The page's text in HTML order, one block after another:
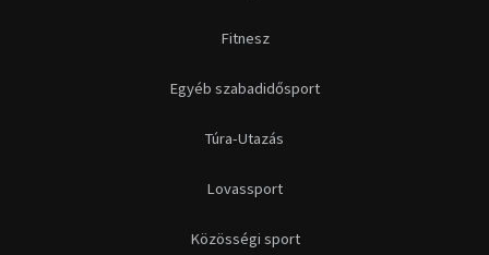
Fitnesz
Egyéb szabadidősport
Túra-Utazás
Lovassport
Közösségi sport